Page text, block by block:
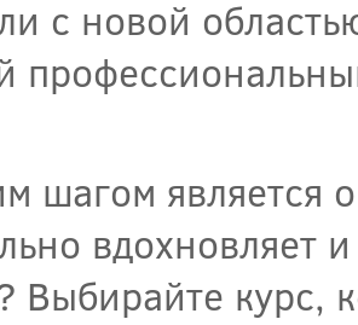
с новой
шагом является
вдохновляет
Выбирайте курс,